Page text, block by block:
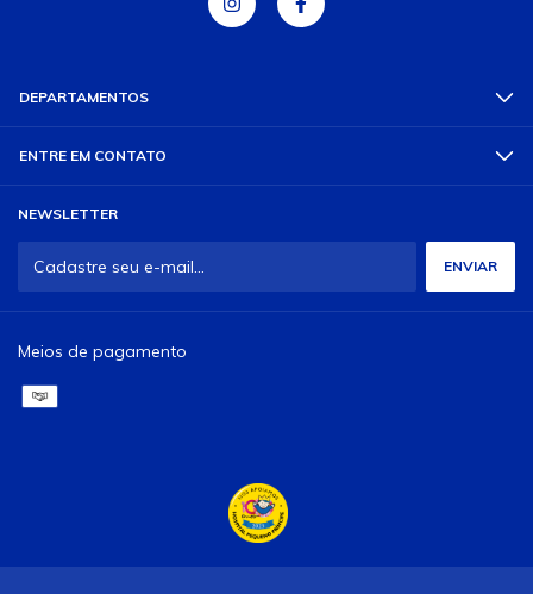
DEPARTAMENTOS
ENTRE EM CONTATO
NEWSLETTER
Meios de pagamento